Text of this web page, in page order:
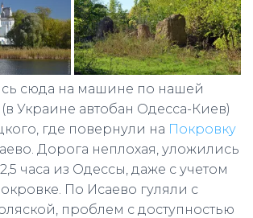
сюда на машине по нашей
(в Украине автобан Одесса-Киев)
где повернули на Покровку
Дорога неплохая, уложились
часа из Одессы, даже с учетом
По Исаево гуляли с
проблем с доступностью